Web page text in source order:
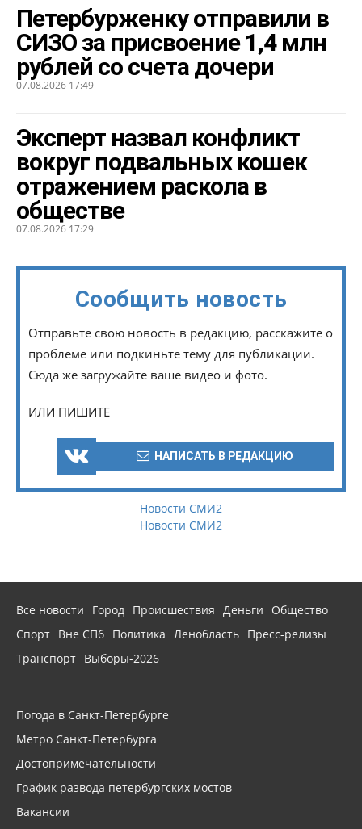
Петербурженку отправили в
СИЗО за присвоение 1,4 млн
рублей со счета дочери
07.08.2026 17:49
Эксперт назвал конфликт
вокруг подвальных кошек
отражением раскола в
обществе
07.08.2026 17:29
Сообщить новость
Отправьте свою новость в редакцию, расскажите о
проблеме или подкиньте тему для публикации.
Сюда же загружайте ваше видео и фото.
ИЛИ ПИШИТЕ
НАПИСАТЬ В РЕДАКЦИЮ
Новости СМИ2
Новости СМИ2
Все новости Город Происшествия Деньги
Общество
Спорт Вне СПб Политика Ленобласть Пресс-релизы
Транспорт Выборы-2026
Погода в Санкт-Петербурге
Метро Санкт-Петербурга
Достопримечательности
График развода петербургских мостов
Вакансии